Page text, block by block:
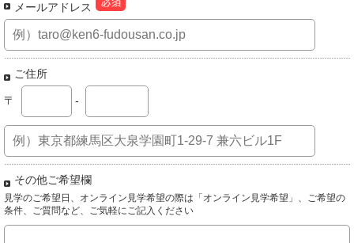
メールアドレス
ご住所
〒 -
その他ご希望欄
見学のご希望日、オンライン見学希望の際は「オンライン見学希望」、ご希望の
条件、ご質問など、ご気軽にご記入ください